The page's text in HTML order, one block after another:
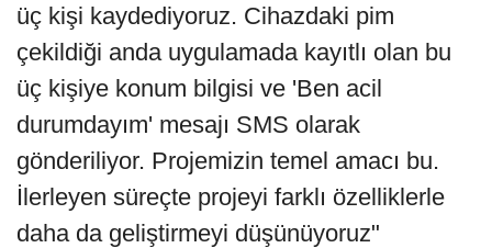
üç kişi kaydediyoruz. Cihazdaki pim
çekildiği anda uygulamada kayıtlı olan bu
üç kişiye konum bilgisi ve 'Ben acil
durumdayım' mesajı SMS olarak
gönderiliyor. Projemizin temel amacı bu.
İlerleyen süreçte projeyi farklı özelliklerle
daha da geliştirmeyi düşünüyoruz"